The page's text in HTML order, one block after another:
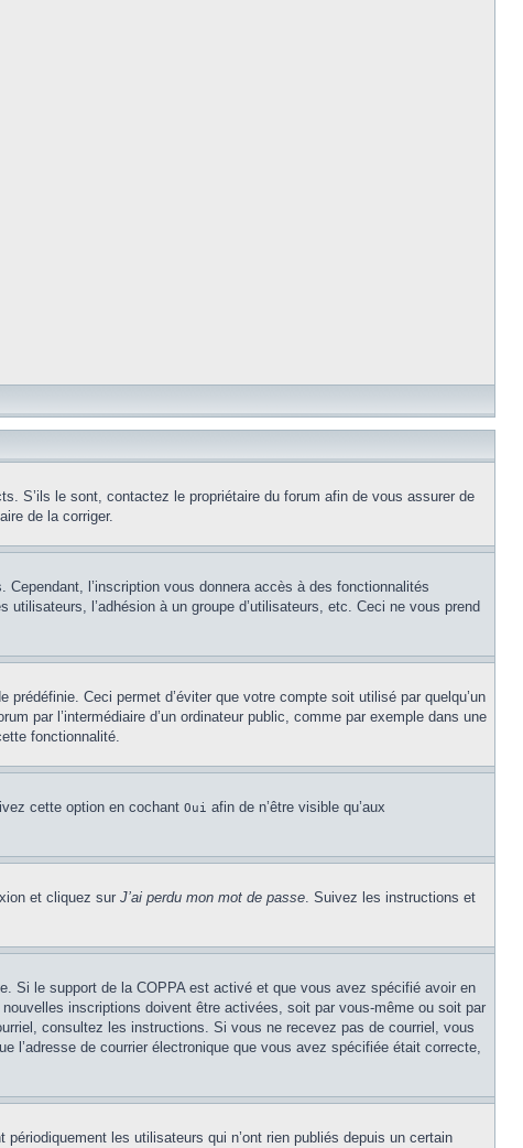
S’ils le sont, contactez le propriétaire du forum afin de vous assurer de
de la corriger.
l’inscription vous donnera accès à des fonctionnalités
l’adhésion à un groupe d’utilisateurs, etc. Ceci ne vous prend
Ceci permet d’éviter que votre compte soit utilisé par quelqu’un
par l’intermédiaire d’un ordinateur public, comme par exemple dans une
fonctionnalité.
cette option en cochant Oui afin de n’être visible qu’aux
et cliquez sur J’ai perdu mon mot de passe. Suivez les instructions et
Si le support de la COPPA est activé et que vous avez spécifié avoir en
inscriptions doivent être activées, soit par vous-même ou soit par
consultez les instructions. Si vous ne recevez pas de courriel, vous
l’adresse de courrier électronique que vous avez spécifiée était correcte,
les utilisateurs qui n’ont rien publiés depuis un certain